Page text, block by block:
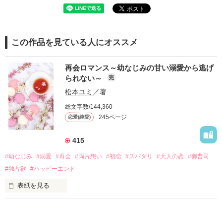
この作品を見ている人にオススメ
再会ロマンス～幼なじみの甘い溺愛から逃げ
られない～
完
松本ユミ ／著
総文字数/144,360
恋愛(純愛) 245ページ
415
#幼なじみ #溺愛 #再会 #両片想い #初恋 #スパダリ #大人の恋 #御曹司
#独占欲
#ハッピーエンド
表紙を見る